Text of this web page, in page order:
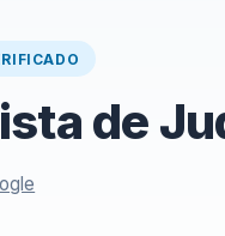
de